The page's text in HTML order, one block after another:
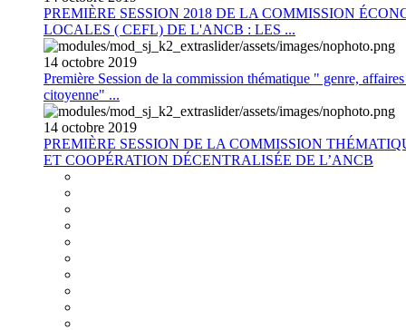
PREMIÈRE SESSION 2018 DE LA COMMISSION
LOCALES ( CEFL) DE L'ANCB : LES ...
14 octobre 2019
Première Session de la commission thématique " genre,
citoyenne" ...
14 octobre 2019
PREMIÈRE SESSION DE LA COMMISSION
ET COOPÉRATION DÉCENTRALISÉE DE L’ANCB